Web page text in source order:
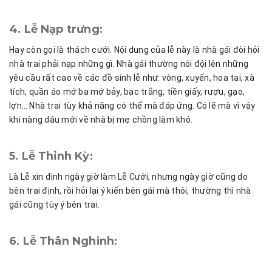
4. Lễ Nạp trưng:
Hay còn gọi là thách cưới. Nội dung của lễ này là nhà gái đòi hỏi
nhà trai phải nạp những gì. Nhà gái thường nói đội lên những
yêu cầu rất cao về các đồ sính lễ như: vòng, xuyến, hoa tai, xà
tích, quần áo mớ ba mớ bảy, bạc trắng, tiền giấy, rượu, gạo,
lợn… Nhà trai tùy khả năng có thể mà đáp ứng. Có lẽ mà vì vậy
khi nàng dâu mới về nhà bị mẹ chồng làm khó.
5. Lễ Thỉnh Kỳ:
Là Lễ xin định ngày giờ làm Lễ Cưới, nhưng ngày giờ cũng do
bên trai định, rồi hỏi lại ý kiến bên gái mà thôi, thường thì nhà
gái cũng tùy ý bên trai.
6. Lễ Thân Nghinh: